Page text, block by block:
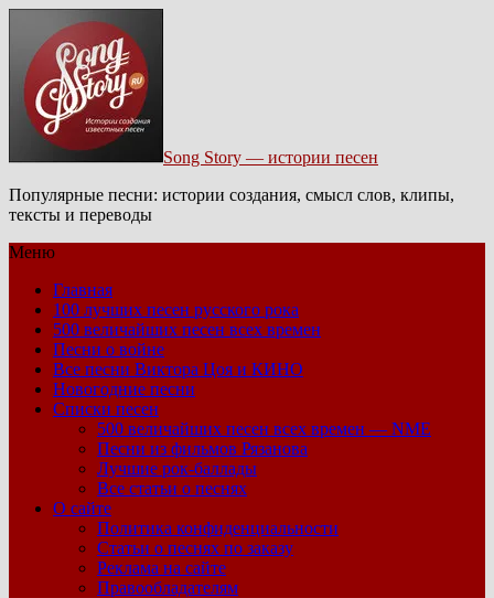
Song Story — истории песен
Популярные песни: истории создания, смысл слов, клипы,
тексты и переводы
Меню
Главная
100 лучших песен русского рока
500 величайших песен всех времен
Песни о войне
Все песни Виктора Цоя и КИНО
Новогодние песни
Списки песен
500 величайших песен всех времен — NME
Песни из фильмов Рязанова
Лучшие рок-баллады
Все статьи о песнях
О сайте
Политика конфиденциальности
Статьи о песнях по заказу
Реклама на сайте
Правообладателям